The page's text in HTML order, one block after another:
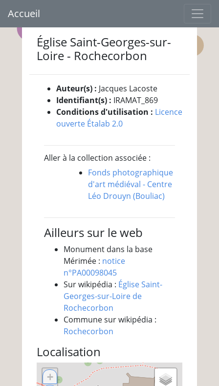
Accueil
Église Saint-Georges-sur-
Loire - Rochecorbon
Auteur(s) : Jacques Lacoste
Identifiant(s) : IRAMAT_869
Conditions d'utilisation : Licence
ouverte Étalab 2.0
Aller à la collection associée :
Fonds photographique
d'art médiéval - Centre
Léo Drouyn (Bouliac)
Ailleurs sur le web
Monument dans la base
Mérimée : notice
n°PA00098045
Sur wikipédia : Église Saint-
Georges-sur-Loire de
Rochecorbon
Commune sur wikipédia :
Rochecorbon
Localisation
+